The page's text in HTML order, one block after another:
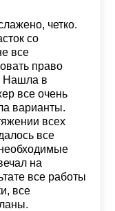
четко.
со
все
право
Нашла в
все очень
варианты.
всех
все
на
все работы
все